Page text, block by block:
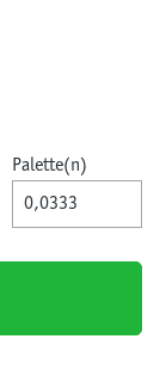
Palette(n)